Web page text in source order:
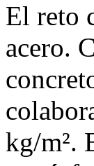
El reto
acero.
kg/m².